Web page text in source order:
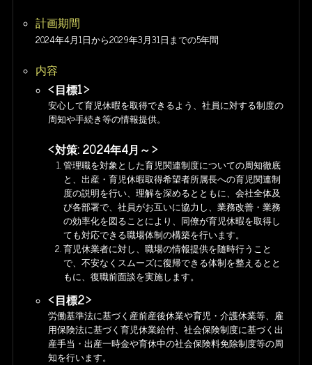
計画期間
2024年4月1日から2029年3月31日までの5年間
内容
目標1
安心して育児休暇を取得できるよう、社員に対する制度の
周知や手続き等の情報提供。
対策: 2024年4月～
管理職を対象とした育児関連制度についての周知徹底
と、出産・育児休暇取得希望者所属長への育児関連制
度の説明を行い、理解を深めるとともに、会社全体及
び各部署で、社員がお互いに協力し、業務改善・業務
の効率化を図ることにより、同僚が育児休暇を取得し
ても対応できる職場体制の構築を行います。
育児休業者に対し、職場の情報提供を随時行うこと
で、不安なくスムーズに復帰できる体制を整えるとと
もに、復職前面談を実施します。
目標2
労働基準法に基づく産前産後休業や育児・介護休業等、雇
用保険法に基づく育児休業給付、社会保険制度に基づく出
産手当・出産一時金や育休中の社会保険料免除制度等の周
知を行います。